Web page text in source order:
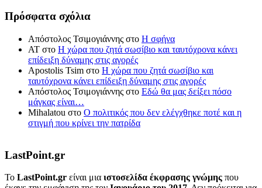
Πρόσφατα σχόλια
Απόστολος Τσιμογιάννης στο Η σφήνα
ΑΤ στο Η χώρα που ζητά σωσίβιο και ταυτόχρονα κάνει
επίδειξη δύναμης στις αγορές
Apostolis Tsim στο Η χώρα που ζητά σωσίβιο και
ταυτόχρονα κάνει επίδειξη δύναμης στις αγορές
Απόστολος Τσιμογιάννης στο Εδώ θα μας δείξει πόσο
μάγκας είναι…
Mihalatou στο Ο πολιτικός που δεν ελέγχθηκε ποτέ και η
στιγμή που κρίνει την πατρίδα
LastPoint.gr
To LastPoint.gr είναι μια ιστοσελίδα έκφρασης γνώμης που